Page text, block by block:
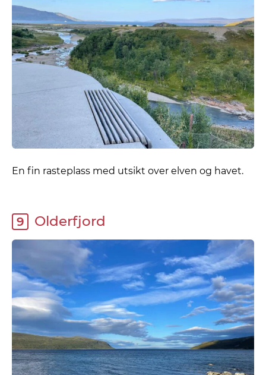
En fin rasteplass med utsikt over elven og havet.
9 Olderfjord